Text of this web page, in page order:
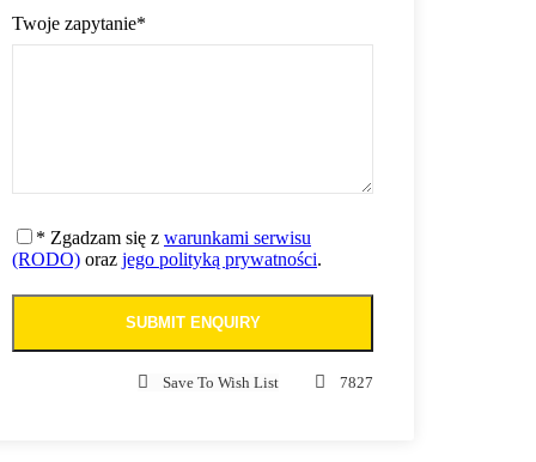
Twoje zapytanie*
* Zgadzam się z warunkami serwisu
(RODO) oraz jego polityką prywatności.
Save To Wish List 7827